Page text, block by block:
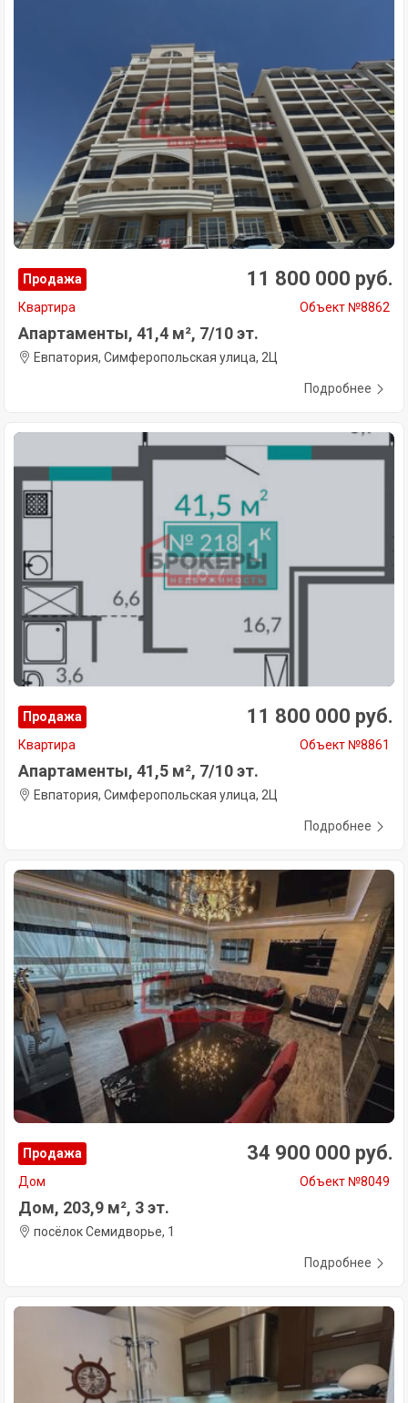
Продажа 11 800 000 руб.
Квартира Объект №8862
Апартаменты, 41,4 м², 7/10 эт.
Евпатория, Симферопольская улица, 2Ц
Подробнее
Продажа 11 800 000 руб.
Квартира Объект №8861
Апартаменты, 41,5 м², 7/10 эт.
Евпатория, Симферопольская улица, 2Ц
Подробнее
Продажа 34 900 000 руб.
Дом Объект №8049
Дом, 203,9 м², 3 эт.
посёлок Семидворье, 1
Подробнее